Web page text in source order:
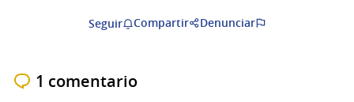
Seguir Compartir Denunciar
1 comentario